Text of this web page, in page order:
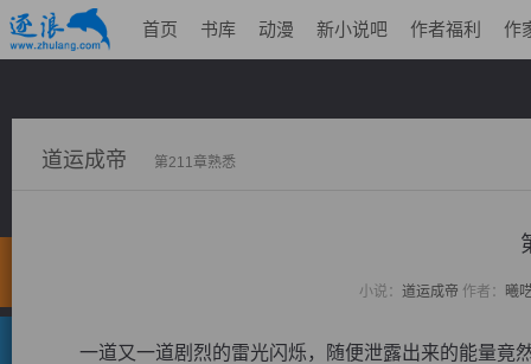
首页 书库 动漫 新小说吧 作者福利 作
道运成帝 第211章熟悉
小说： 道运成帝 作者： 曦
一道又一道剧烈的雷光闪烁，随便泄露出来的能量竟